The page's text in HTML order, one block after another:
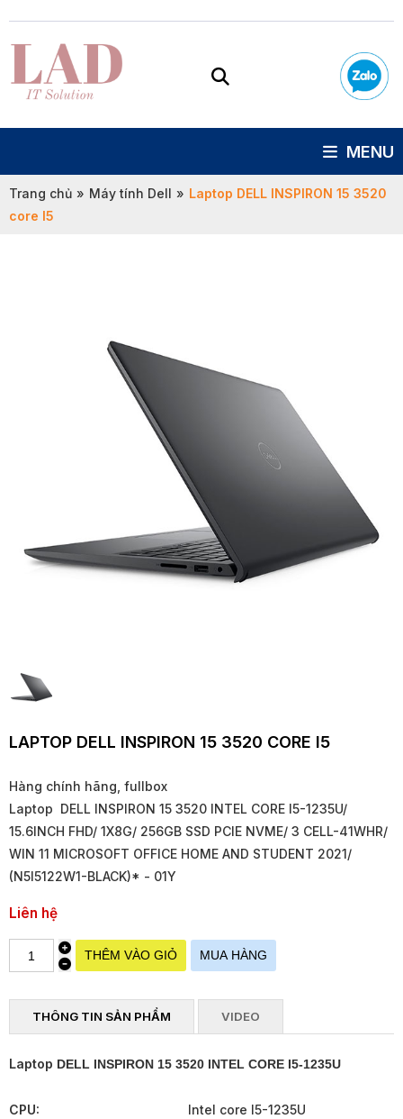
MENU
Trang chủ » Máy tính Dell » Laptop DELL INSPIRON 15 3520
core I5
LAPTOP DELL INSPIRON 15 3520 CORE I5
Hàng chính hãng, fullbox
Laptop DELL INSPIRON 15 3520 INTEL CORE I5-1235U/
15.6INCH FHD/ 1X8G/ 256GB SSD PCIE NVME/ 3 CELL-41WHR/
WIN 11 MICROSOFT OFFICE HOME AND STUDENT 2021/
(N5I5122W1-BLACK)* - 01Y
Liên hệ
THÔNG TIN SẢN PHẨM VIDEO
Laptop DELL INSPIRON 15 3520 INTEL CORE I5-1235U
CPU:
Intel core I5-1235U